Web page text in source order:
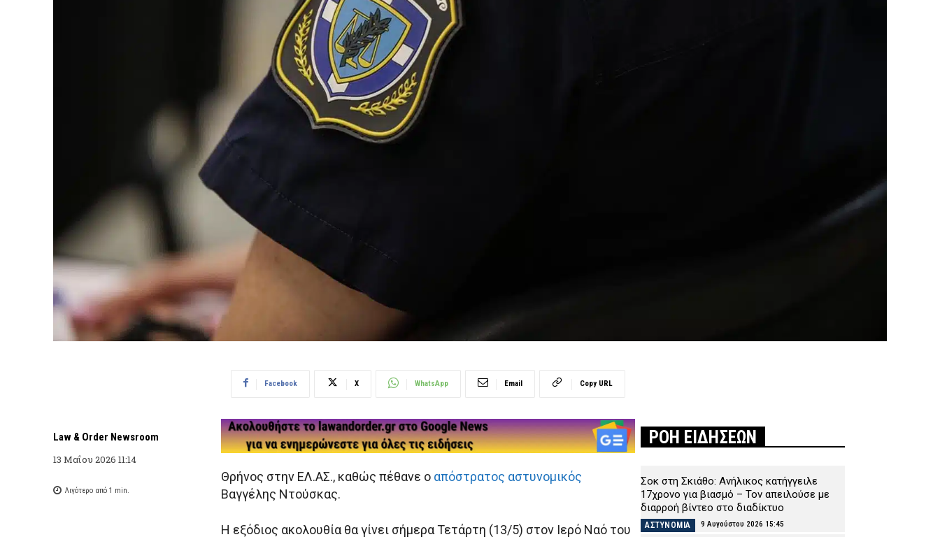
Law & Order Newsroom
13 Μαΐου 2026 11:14
Λιγότερο από 1 min.
Facebook X WhatsApp Email Copy URL
Θρήνος στην ΕΛ.ΑΣ., καθώς πέθανε ο απόστρατος αστυνομικός
Βαγγέλης Ντούσκας.
Η εξόδιος ακολουθία θα γίνει σήμερα Τετάρτη (13/5) στον Ιερό Ναό του
ΡΟΗ ΕΙΔΗΣΕΩΝ
Σοκ στη Σκιάθο: Ανήλικος κατήγγειλε
17χρονο για βιασμό – Τον απειλούσε με
διαρροή βίντεο στο διαδίκτυο
ΑΣΤΥΝΟΜΙΑ 9 Αυγούστου 2026 15:45